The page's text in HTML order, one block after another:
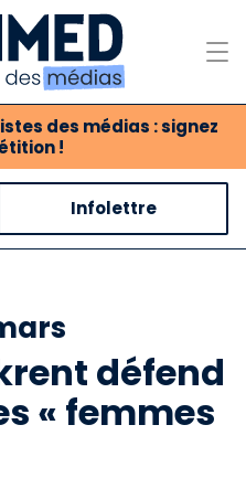
des médias : signez
!
des médias
Infolettre
défend
« femmes